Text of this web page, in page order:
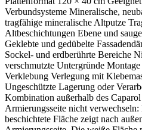
Verbundsysteme Mineralische,
tragfähige mineralische Altputze
Altbeschichtungen Ebene und
Geklebte und gedübelte
Sockel- und erdberührte Bereiche
verschmutzte Untergründe
Verklebung Verlegung mit
Ungeschützte Lagerung oder
Kombination außerhalb des
Armierungsseite nicht
beschichtete Fläche zeigt nach